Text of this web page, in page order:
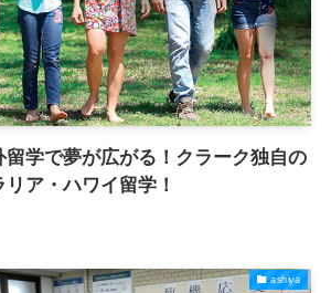
留学で夢が広がる！クラーク独自の
ア・ハワイ留学！
ashiya